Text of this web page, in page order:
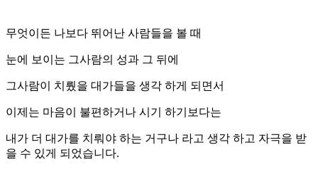
무엇이든 나보다 뛰어난 사람들을 볼 때
눈에 보이는 그사람의 성과 그 뒤에
그사람이 치뤘을 대가들을 생각 하게 되면서
이제는 마음이 불편하거나 시기 하기보다는
내가 더 대가를 치뤄야 하는 거구나 라고 생각 하고 자극을 받
을 수 있게 되었습니다.